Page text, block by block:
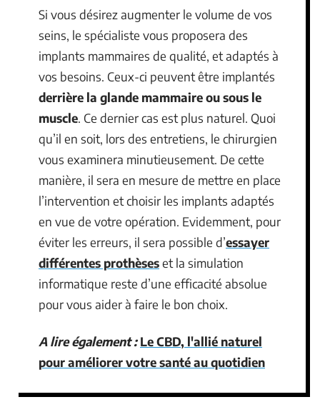
Si vous désirez augmenter le volume de vos
seins, le spécialiste vous proposera des
implants mammaires de qualité, et adaptés à
vos besoins. Ceux-ci peuvent être implantés
derrière la glande mammaire ou sous le
muscle. Ce dernier cas est plus naturel. Quoi
qu’il en soit, lors des entretiens, le chirurgien
vous examinera minutieusement. De cette
manière, il sera en mesure de mettre en place
l’intervention et choisir les implants adaptés
en vue de votre opération. Evidemment, pour
éviter les erreurs, il sera possible d’essayer
différentes prothèseset la simulation
informatique reste d’une efficacité absolue
pour vous aider à faire le bon choix.
A lire également : Le CBD, l'allié naturel
pour améliorer votre santé au quotidien